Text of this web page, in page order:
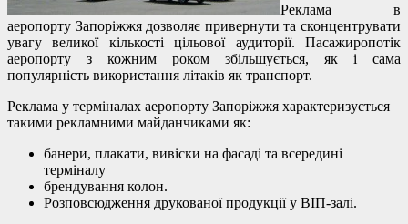
Реклама в
аеропорту Запоріжжя дозволяє привернути та сконцентрувати
увагу великої кількості цільової аудиторії. Пасажиропотік
аеропорту з кожним роком збільшується, як і сама
популярність використання літаків як транспорт.
Реклама у терміналах аеропорту Запоріжжя характеризується
такими рекламними майданчиками як:
банери, плакати, вивіски на фасаді та всередині
терміналу
брендування колон.
Розповсюдження друкованої продукції у ВІП-залі.